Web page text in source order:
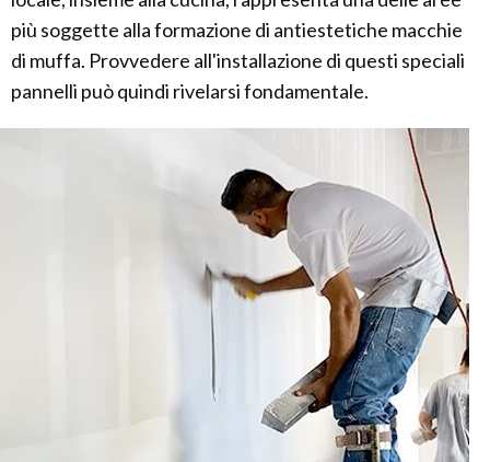
più soggette alla formazione di antiestetiche macchie
di muffa. Provvedere all'installazione di questi speciali
pannelli può quindi rivelarsi fondamentale.